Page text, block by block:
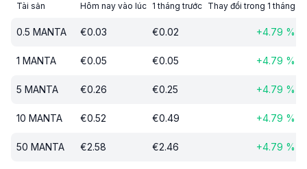
Tài sản Hôm nay vào lúc 1 tháng trước Thay đổi trong 1 tháng
0.5 MANTA €0.03 €0.02 +4.79 %
1 MANTA €0.05 €0.05 +4.79 %
5 MANTA €0.26 €0.25 +4.79 %
10 MANTA €0.52 €0.49 +4.79 %
50 MANTA €2.58 €2.46 +4.79 %